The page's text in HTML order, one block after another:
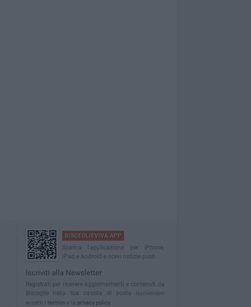
BISCEGLIEVIVA APP
Scarica l'applicazione per iPhone,
iPad e Android e ricevi notizie push
Iscriviti alla Newsletter
Registrati per ricevere aggiornamenti e contenuti da
Bisceglie nella tua casella di posta
Iscrivendoti
accetti i termini e la privacy policy